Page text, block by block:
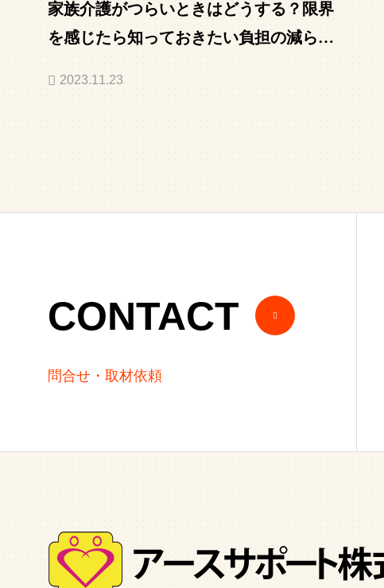
家族介護がつらいときはどうする？限界
を感じたら知っておきたい負担の減らし
2023.11.23
CONTACT
問合せ・取材依頼